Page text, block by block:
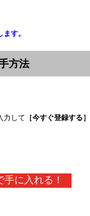
す。
方法
力して ［今すぐ登録する］
手に入れる！